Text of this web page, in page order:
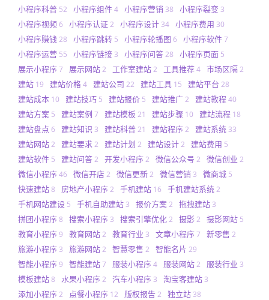
小程序科普 52 小程序组件4 小程序营销 38 小程序裂变 3
小程序视频6 小程序认证2 小程序设计 34 小程序费用 30
小程序赚钱28 小程序跳转 5 小程序轮播图 6 小程序软件7
小程序运营 55 小程序链接 3 小程序问答28 小程序页面 5
展示小程序7 展示网站2 工作室建站2 工具推荐4 市场区隔2
建站 19 建站价格4 建站公司 22 建站工具 15 建站平台 28
建站成本 10 建站技巧 5 建站报价 5 建站推广2 建站教程40
建站方案 5 建站案例 7 建站模板 21 建站步骤 10 建站流程 18
建站盘点 6 建站知识 3 建站科普21 建站程序2 建站系统 33
建站网站2 建站要求2 建站计划 2 建站设计2 建站费用 5
建站软件 5 建站问答2 开发小程序2 微信公众号 2 微信创业 2
微信小程序46 微信开店2 微信更新2 微信营销 3 微商城 5
快速建站8 房地产小程序2 手机建站 16 手机建站系统2
手机网站建设 5 手机自助建站 3 报价方案2 拖拽建站 3
拼团小程序8 搜索小程序 3 搜索引擎优化2 摄影2 摄影网站 5
教育小程序9 教育网站2 教育行业 3 文章小程序7 新零售 2
旅游小程序 3 旅游网站2 智慧零售 2 智能名片 29
智能小程序9 智能建站7 服装小程序4 服装网站2 服装行业 3
模板建站8 水果小程序2 汽车小程序 3 淘宝客建站 3
添加小程序2 点餐小程序 12 版权报告2 独立站 38